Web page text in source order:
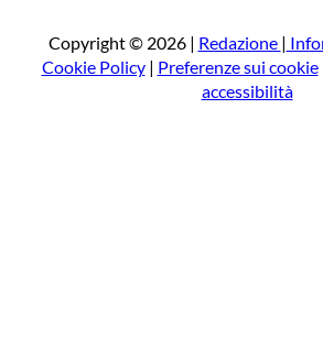
a
Copyright © 2026 | Redazione |
Cookie Policy| Preferenze sui cookie
accessibilità